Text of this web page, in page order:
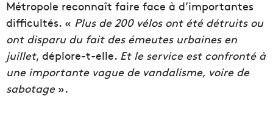
Métropole reconnaît faire face à d’importantes
difficultés. « Plus de 200 vélos ont été détruits ou
ont disparu du fait des émeutes urbaines en
juillet, déplore-t-elle. Et le service est confronté à
une importante vague de vandalisme, voire de
sabotage».